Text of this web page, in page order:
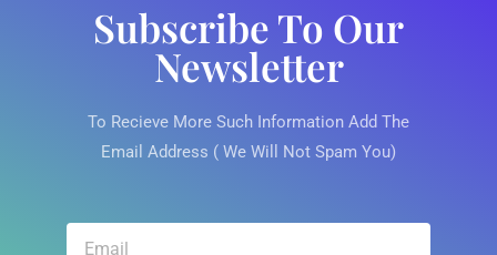
Subscribe To Our
Newsletter
To Recieve More Such Information Add The
Email Address ( We Will Not Spam You)